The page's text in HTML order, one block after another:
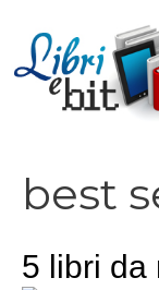
contenuto
best
5 libri da